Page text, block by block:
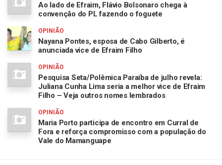
Ao lado de Efraim, Flávio Bolsonaro chega à
convenção do PL fazendo o foguete
OPINIÃO
Nayana Pontes, esposa de Cabo Gilberto, é
anunciada vice de Efraim Filho
OPINIÃO
Pesquisa Seta/Polêmica Paraíba de julho revela:
Juliana Cunha Lima seria a melhor vice de Efraim
Filho – Veja outros nomes lembrados
OPINIÃO
Maria Porto participa de encontro em Curral de
Fora e reforça compromisso com a população do
Vale do Mamanguape